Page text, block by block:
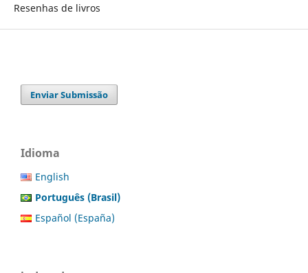
Resenhas de livros
Enviar Submissão
Idioma
English
Português (Brasil)
Español (España)